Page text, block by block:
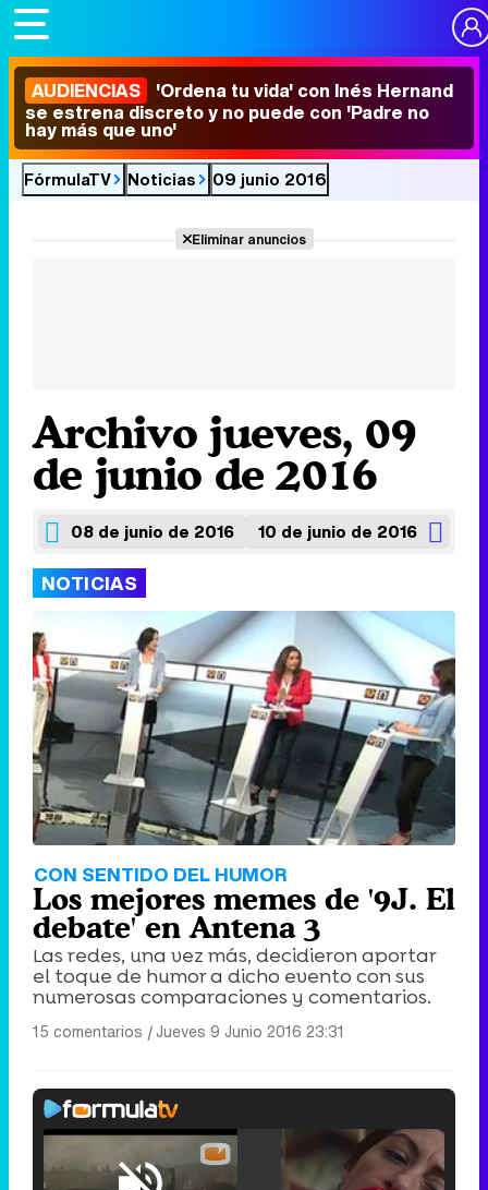
AUDIENCIAS 'Ordena tu vida' con Inés Hernand
se estrena discreto y no puede con 'Padre no
hay más que uno'
FórmulaTV Noticias 09 junio 2016
Eliminar anuncios
Archivo jueves, 09
de junio de 2016
08 de junio de 2016 10 de junio de 2016
NOTICIAS
CON SENTIDO DEL HUMOR
Los mejores memes de '9J. El
debate' en Antena 3
Las redes, una vez más, decidieron aportar
el toque de humor a dicho evento con sus
numerosas comparaciones y comentarios.
15 comentarios |Jueves 9 Junio 2016 23:31